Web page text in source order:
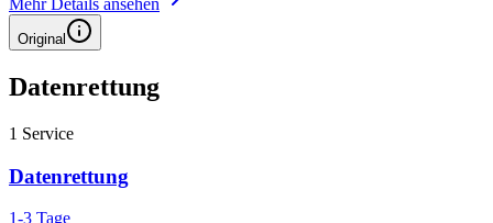
Mehr Details ansehen
Original
Datenrettung
1 Service
Datenrettung
1-3 Tage